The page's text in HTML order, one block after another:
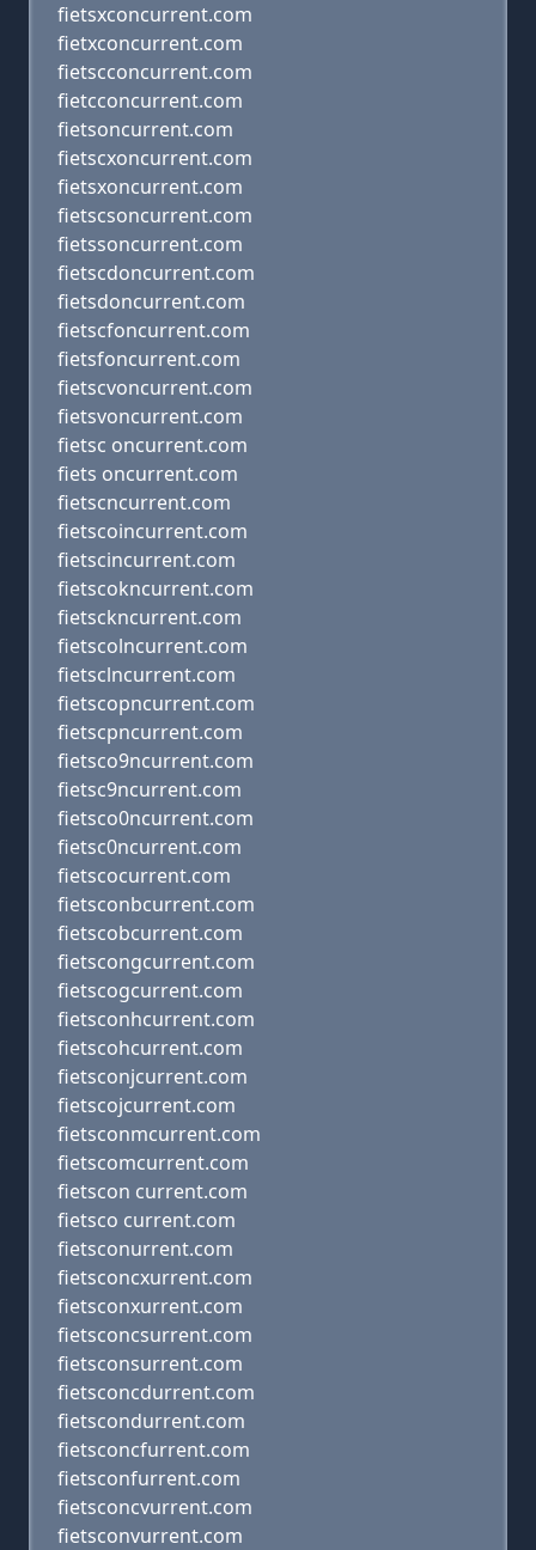
fietsxconcurrent.com
fietxconcurrent.com
fietscconcurrent.com
fietcconcurrent.com
fietsoncurrent.com
fietscxoncurrent.com
fietsxoncurrent.com
fietscsoncurrent.com
fietssoncurrent.com
fietscdoncurrent.com
fietsdoncurrent.com
fietscfoncurrent.com
fietsfoncurrent.com
fietscvoncurrent.com
fietsvoncurrent.com
fietsc oncurrent.com
fiets oncurrent.com
fietscncurrent.com
fietscoincurrent.com
fietscincurrent.com
fietscokncurrent.com
fietsckncurrent.com
fietscolncurrent.com
fietsclncurrent.com
fietscopncurrent.com
fietscpncurrent.com
fietsco9ncurrent.com
fietsc9ncurrent.com
fietsco0ncurrent.com
fietsc0ncurrent.com
fietscocurrent.com
fietsconbcurrent.com
fietscobcurrent.com
fietscongcurrent.com
fietscogcurrent.com
fietsconhcurrent.com
fietscohcurrent.com
fietsconjcurrent.com
fietscojcurrent.com
fietsconmcurrent.com
fietscomcurrent.com
fietscon current.com
fietsco current.com
fietsconurrent.com
fietsconcxurrent.com
fietsconxurrent.com
fietsconcsurrent.com
fietsconsurrent.com
fietsconcdurrent.com
fietscondurrent.com
fietsconcfurrent.com
fietsconfurrent.com
fietsconcvurrent.com
fietsconvurrent.com